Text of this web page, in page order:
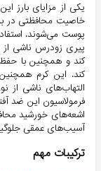
یکی از مزایای بارز
خاصیت محافظتی در
پوست می‌شوند.
پیری زودرس ناشی از
کند و همچنین با
کند. این کرم
التهاب‌های ناشی از
فرمولاسیون این ضد
اشعه‌های خورشید
آسیب‌های عمقی
ترکیبات مهم